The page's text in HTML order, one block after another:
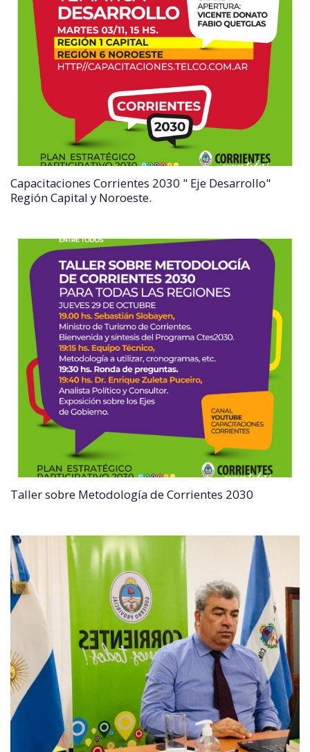
Capacitaciones Corrientes 2030 " Eje Desarrollo"
Región Capital y Noroeste.
Taller sobre Metodología de Corrientes 2030